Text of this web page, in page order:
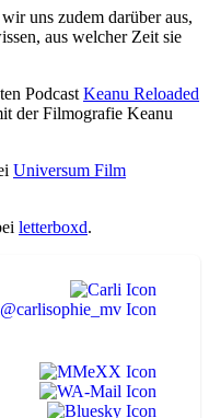
uns zudem darüber aus,
aus welcher Zeit sie
Podcast Keanu Reloaded
der Filmografie Keanu
Universum Film
letterboxd.